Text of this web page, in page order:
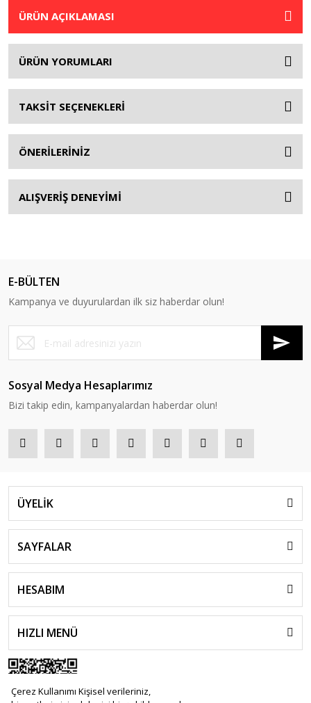
Çerez Kullanımı Kişisel verileriniz,
ÜRÜN AÇIKLAMASI
ÜRÜN YORUMLARI
TAKSİT SEÇENEKLERİ
ÖNERİLERİNİZ
ALIŞVERİŞ DENEYİMİ
E-BÜLTEN
Kampanya ve duyurulardan ilk siz haberdar olun!
Sosyal Medya Hesaplarımız
Bizi takip edin, kampanyalardan haberdar olun!
ÜYELİK
SAYFALAR
HESABIM
HIZLI MENÜ